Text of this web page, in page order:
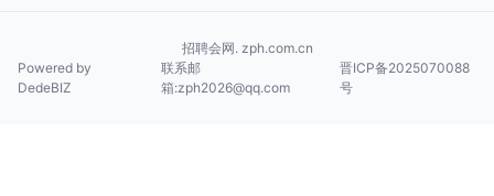
招聘会网. zph.com.cn
Powered by
DedeBIZ
联系邮
箱:zph2026@qq.com
晋ICP备2025070088
号